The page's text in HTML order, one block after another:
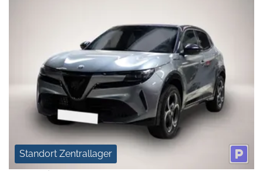
Standort Zentrallager